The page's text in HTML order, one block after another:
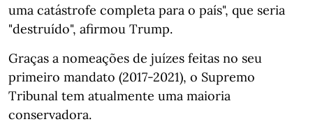
uma catástrofe completa para o país", que seria
"destruído", afirmou Trump.
Graças a nomeações de juízes feitas no seu
primeiro mandato (2017-2021), o Supremo
Tribunal tem atualmente uma maioria
conservadora.